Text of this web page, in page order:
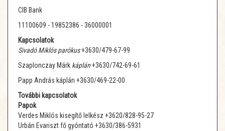
CIB Bank
11100609 - 19852386 - 36000001
Kapcsolatok
Sivadó Miklós parókus+3630/479-67-99
Szaplonczay Márk káplán+3630/742-69-61
Papp András káplán +3630/469-22-00
További kapcsolatok
Papok
Verdes Miklós kisegítő lelkész +3620/828-95-27
Urbán Evariszt fő gyóntató +3630/386-5931